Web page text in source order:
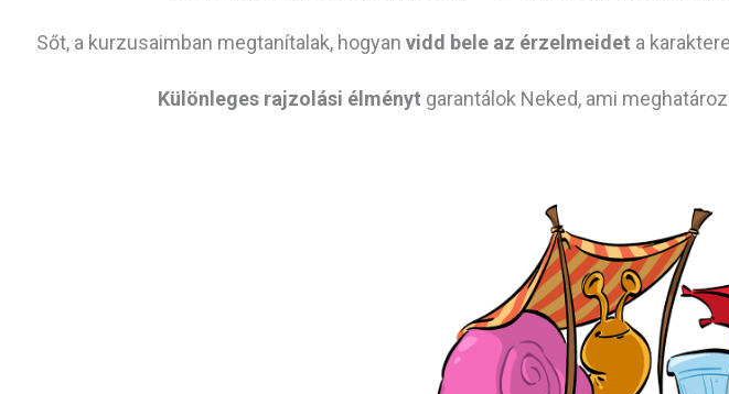
Sőt, a kurzusaimban megtanítalak, hogyan vidd bele az érzelmeidet a
Különleges rajzolási élményt garantálok Neked, ami